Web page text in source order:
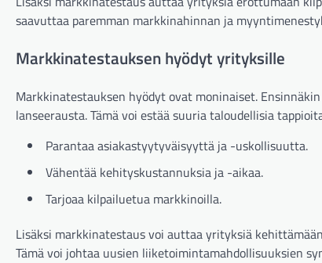
saavuttaa paremman markkinahinnan ja
Markkinatestauksen hyödyt yrityksille
Markkinatestauksen hyödyt ovat moninaiset.
lanseerausta. Tämä voi estää suuria taloudellisia
Parantaa asiakastyytyväisyyttä ja -uskollisuutta.
Vähentää kehityskustannuksia ja -aikaa.
Tarjoaa kilpailuetua markkinoilla.
Lisäksi markkinatestaus voi auttaa yrityksiä
Tämä voi johtaa uusien liiketoimintamahdollisuuksien